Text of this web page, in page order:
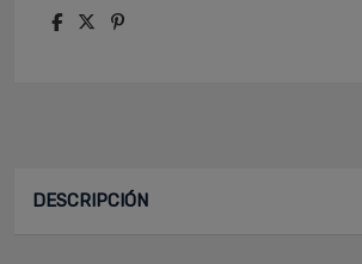
DESCRIPCIÓN